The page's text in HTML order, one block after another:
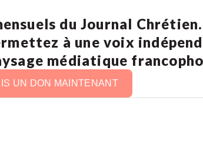
du Journal
à une voix
médiatique
UN DON MAINTENANT